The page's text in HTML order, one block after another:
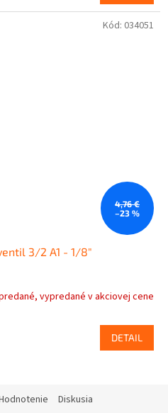
4,76 €
–23 %
3/2 A1 - 1/8"
vypredané v akciovej cene
DETAIL
Kód: 034051
Diskusia